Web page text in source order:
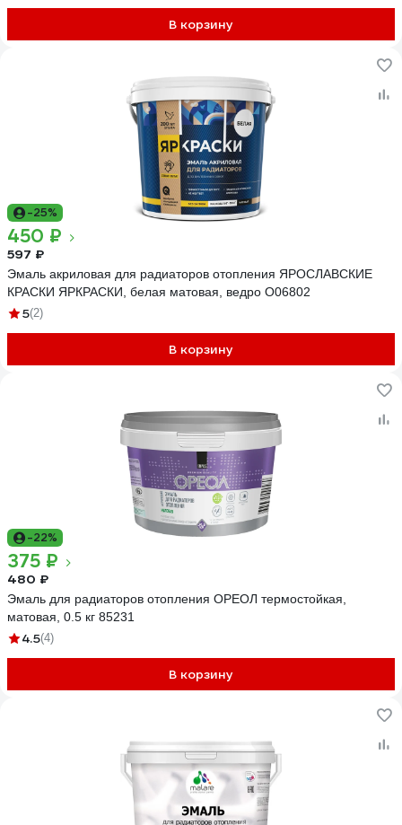
В корзину
-25%
450 ₽
597 ₽
Эмаль акриловая для радиаторов отопления ЯРОСЛАВСКИЕ
КРАСКИ ЯРКРАСКИ, белая матовая, ведро О06802
5(2)
В корзину
-22%
375 ₽
480 ₽
Эмаль для радиаторов отопления ОРЕОЛ термостойкая,
матовая, 0.5 кг 85231
4.5(4)
В корзину